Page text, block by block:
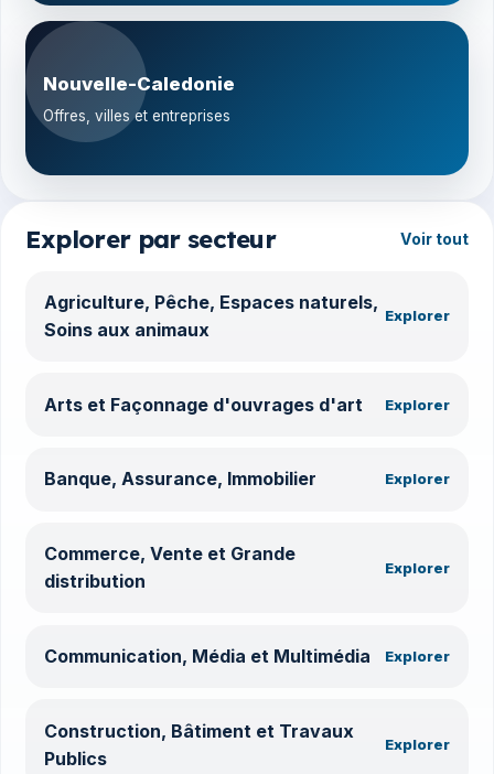
Nouvelle-Caledonie
Offres, villes et entreprises
Explorer par secteur Voir tout
Agriculture, Pêche, Espaces naturels,
Soins aux animaux
Explorer
Arts et Façonnage d'ouvrages d'art Explorer
Banque, Assurance, Immobilier Explorer
Commerce, Vente et Grande
distribution
Explorer
Communication, Média et Multimédia Explorer
Construction, Bâtiment et Travaux
Publics
Explorer